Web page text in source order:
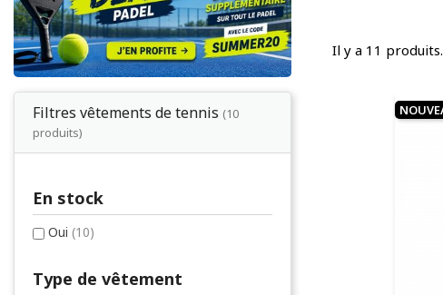
Filtres vêtements de tennis (10
produits)
En stock
Oui (10)
Type de vêtement
Il y a 11 produits.